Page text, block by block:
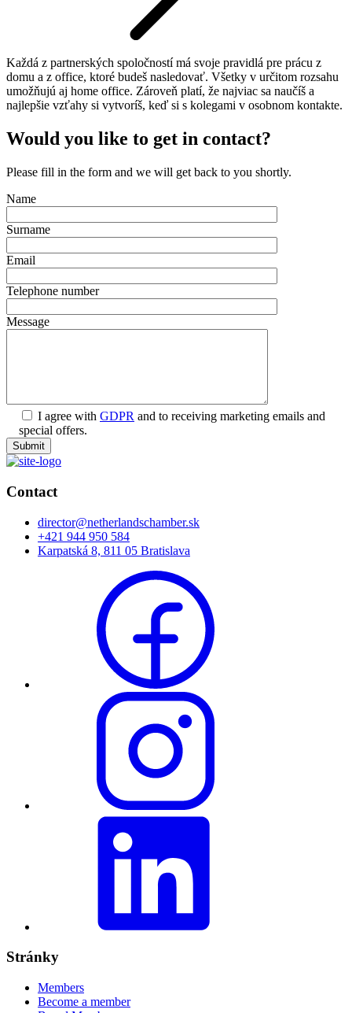
Každá z partnerských spoločností má svoje pravidlá pre prácu z
domu a z office, ktoré budeš nasledovať. Všetky v určitom rozsahu
umožňujú aj home office. Zároveň platí, že najviac sa naučíš a
najlepšie vzťahy si vytvoríš, keď si s kolegami v osobnom kontakte.
Would you like to get in contact?
Please fill in the form and we will get back to you shortly.
Name
Surname
Email
Telephone number
Message
I agree with GDPR and to receiving marketing emails and
special offers.
Submit
Contact
director@netherlandschamber.sk
+421 944 950 584
Karpatská 8, 811 05 Bratislava
Stránky
Members
Become a member